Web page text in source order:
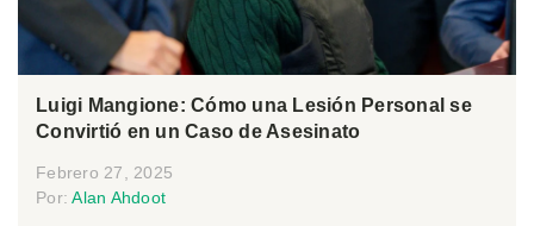
Luigi Mangione: Cómo una Lesión Personal se
Convirtió en un Caso de Asesinato
Febrero 27, 2025
Por:Alan Ahdoot